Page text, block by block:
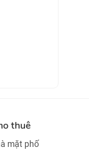
thuê
mặt phố